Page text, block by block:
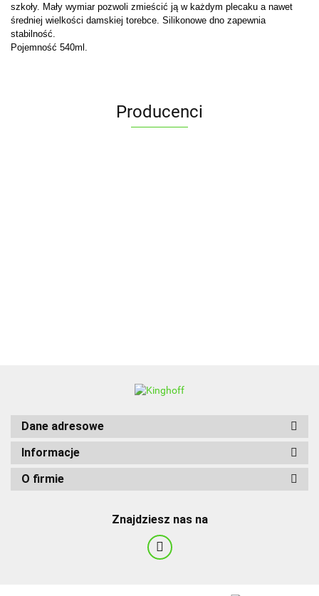
szkoły. Mały wymiar pozwoli zmieścić ją w każdym plecaku a nawet
średniej wielkości damskiej torebce. Silikonowe dno zapewnia
stabilność.
Pojemność 540ml.
Producenci
Dane adresowe
Informacje
O firmie
Znajdziesz nas na